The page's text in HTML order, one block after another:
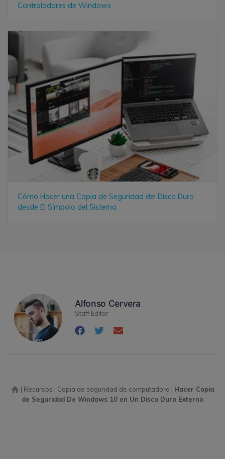
Controladores de Windows
Cómo Hacer una Copia de Seguridad del Disco Duro
desde El Símbolo del Sistema
Alfonso Cervera
Staff Editor
| Recursos | Copia de seguridad de computadora | Hacer Copia
de Seguridad De Windows 10 en Un Disco Duro Externo